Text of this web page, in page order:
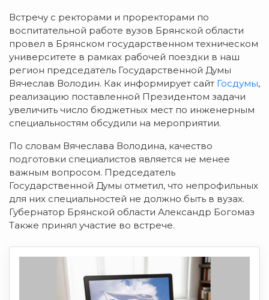
Встречу с ректорами и проректорами по
воспитательной работе вузов Брянской области
провел в Брянском государственном техническом
университете в рамках рабочей поездки в наш
регион председатель Государственной Думы
Вячеслав Володин. Как информирует сайт Госдумы,
реализацию поставленной Президентом задачи
увеличить число бюджетных мест по инженерным
специальностям обсудили на мероприятии.
По словам Вячеслава Володина, качество
подготовки специалистов является не менее
важным вопросом. Председатель
Государственной Думы отметил, что непрофильных
для них специальностей не должно быть в вузах.
Губернатор Брянской области Александр Богомаз
Также принял участие во встрече.